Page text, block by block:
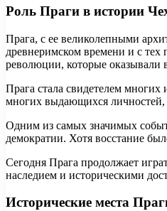
Роль Праги в истории
Прага, с ее великолепными
древнеримском времени и с тех
революции, которые
Прага стала свидетелем
многих выдающихся
Одним из самых значимых
демократии. Хотя восстание
Сегодня Прага продолжает
наследием и историческими
Исторические места